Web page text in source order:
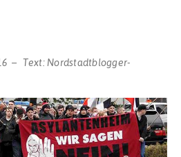
Text: Nordstadtblogger-